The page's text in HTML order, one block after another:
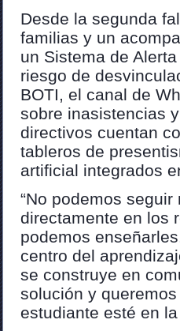
Desde la segunda
familias y un
un Sistema de
riesgo de
BOTI, el canal de
sobre inasistencias
directivos cuentan
tableros de
artificial integrados
“No podemos
directamente en los
podemos
centro del
se construye en
solución y
estudiante esté en